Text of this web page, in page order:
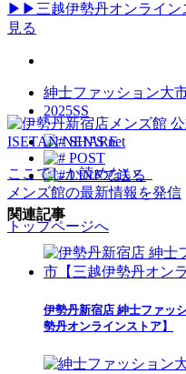
▶▶三越伊勢丹オンライン
見る
紳士ファッション大
2025SS
SHARE
POST
LINEで送る
関連記事
伊勢丹新宿店 紳士ファッ
勢丹オンラインストア】
ここでしか読めない、
メンズ館の最新情報を発信
トップページへ